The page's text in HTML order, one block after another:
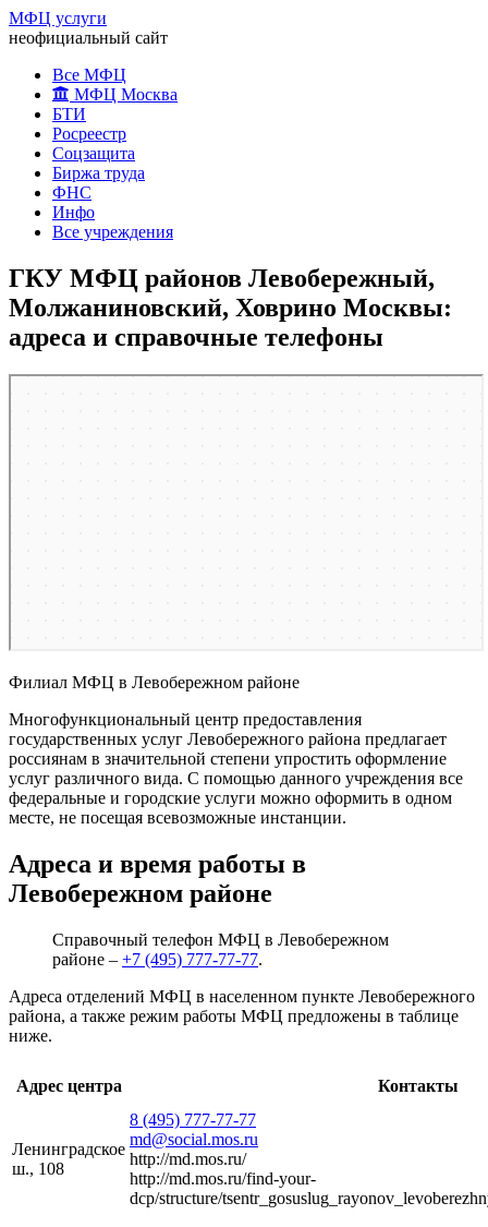
МФЦ услуги
неофициальный сайт
Все МФЦ
МФЦ Москва
БТИ
Росреестр
Соцзащита
Биржа труда
ФНС
Инфо
Все учреждения
ГКУ МФЦ районов Левобережный,
Молжаниновский, Ховрино Москвы:
адреса и справочные телефоны
Филиал МФЦ в Левобережном районе
Многофункциональный центр предоставления
государственных услуг Левобережного района предлагает
россиянам в значительной степени упростить оформление
услуг различного вида. С помощью данного учреждения все
федеральные и городские услуги можно оформить в одном
месте, не посещая всевозможные инстанции.
Адреса и время работы в
Левобережном районе
Справочный телефон МФЦ в Левобережном
районе – +7 (495) 777-77-77.
Адреса отделений МФЦ в населенном пункте Левобережного
района, а также режим работы МФЦ предложены в таблице
ниже.
Адрес центра Контакты
Ленинградское
ш., 108
8 (495) 777-77-77
md@social.mos.ru
http://md.mos.ru/
http://md.mos.ru/find-your-
dcp/structure/